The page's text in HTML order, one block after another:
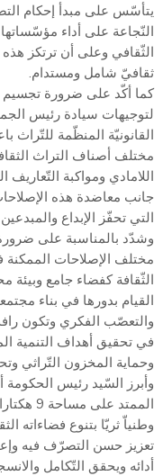
يتأسّس على مبدأ إحكام
النّجاعة على أداء
الثّقافي وعلى أن ترتكز
ثقافيّ شامل ومستدام.
كما أكّد على ضرورة تجسيم
لتوجيهات سيادة رئيس
القانونيّة المنظّمة للتّراث
مختلف أصناف التراث
اللامادي ومواكبة التّعاريف
جانب معاضدة هذه
التي تحفّز الإبداع
وشدّد بالمناسبة على
مختلف الإصلاحات الممكنة
الثّقافة كفضاء جامع وبيئة
القيام بدورها في بناء
والتعصّب الفكري وتكون
في تحقيق أهداف التنمية
وحماية المخزون التّراثي
وأبرز السّيد رئيس الحكومة
الممتد
وطنياّ ثريّا بتنوع فضاءاته
تعزيز حسن التصرّف فيه
أدائه ويحقق التّكامل